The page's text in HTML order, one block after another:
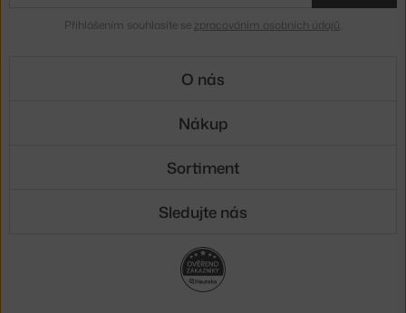
Přihlášením souhlasíte se zpracováním osobních údajů
O nás
Nákup
Sortiment
Sledujte nás